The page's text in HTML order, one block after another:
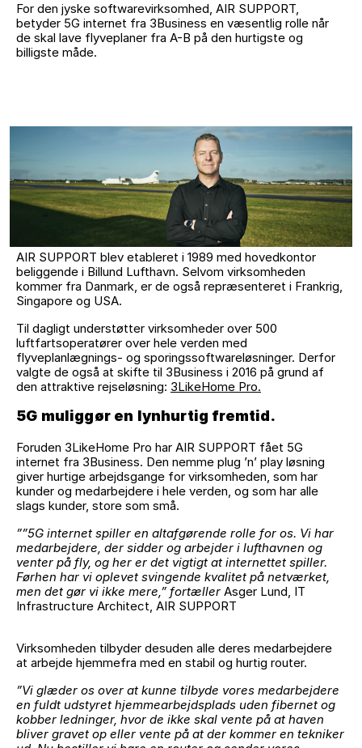
For den jyske softwarevirksomhed, AIR SUPPORT,
betyder 5G internet fra 3Business en væsentlig rolle når
de skal lave flyveplaner fra A-B på den hurtigste og
billigste måde.
AIR SUPPORT blev etableret i 1989 med hovedkontor
beliggende i Billund Lufthavn. Selvom virksomheden
kommer fra Danmark, er de også repræsenteret i Frankrig,
Singapore og USA.
Til dagligt understøtter virksomheder over 500
luftfartsoperatører over hele verden med
flyveplanlægnings- og sporingssoftwareløsninger. Derfor
valgte de også at skifte til 3Business i 2016 på grund af
den attraktive rejseløsning: 3LikeHome Pro.
5G muliggør en lynhurtig fremtid.
Foruden 3LikeHome Pro har AIR SUPPORT fået 5G
internet fra 3Business. Den nemme plug ’n’ play løsning
giver hurtige arbejdsgange for virksomheden, som har
kunder og medarbejdere i hele verden, og som har alle
slags kunder, store som små.
””5G internet spiller en altafgørende rolle for os. Vi har
medarbejdere, der sidder og arbejder i lufthavnen og
venter på fly, og her er det vigtigt at internettet spiller.
Førhen har vi oplevet svingende kvalitet på netværket,
men det gør vi ikke mere,” fortæller Asger Lund, IT
Infrastructure Architect, AIR SUPPORT
Virksomheden tilbyder desuden alle deres medarbejdere
at arbejde hjemmefra med en stabil og hurtig router.
”Vi glæder os over at kunne tilbyde vores medarbejdere
en fuldt udstyret hjemmearbejdsplads uden fibernet og
kobber ledninger, hvor de ikke skal vente på at haven
bliver gravet op eller vente på at der kommer en tekniker